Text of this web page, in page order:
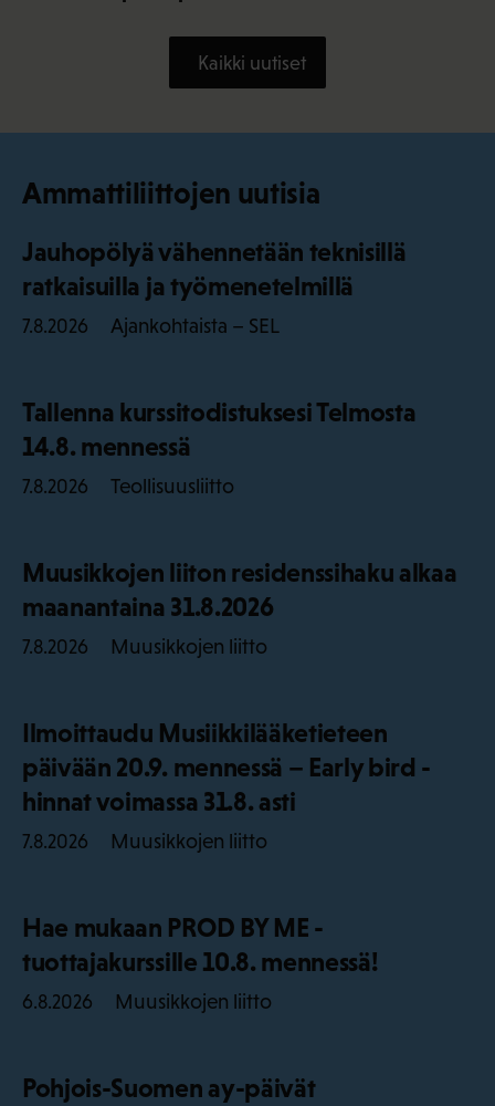
Kaikki uutiset
Ammattiliittojen uutisia
Jauhopölyä vähennetään teknisillä
ratkaisuilla ja työmenetelmillä
7.8.2026 Ajankohtaista – SEL
Tallenna kurssitodistuksesi Telmosta
14.8. mennessä
7.8.2026 Teollisuusliitto
Muusikkojen liiton residenssihaku alkaa
maanantaina 31.8.2026
7.8.2026 Muusikkojen liitto
Ilmoittaudu Musiikkilääketieteen
päivään 20.9. mennessä – Early bird -
hinnat voimassa 31.8. asti
7.8.2026 Muusikkojen liitto
Hae mukaan PROD BY ME -
tuottajakurssille 10.8. mennessä!
6.8.2026 Muusikkojen liitto
Pohjois-Suomen ay-päivät